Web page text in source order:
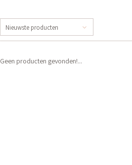
Nieuwste producten
Geen producten gevonden!...